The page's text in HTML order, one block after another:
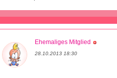
Ehemaliges Mitglied
28.10.2013 18:30